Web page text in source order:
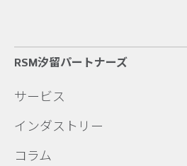
RSM汐留パートナーズ
サービス
インダストリー
コラム